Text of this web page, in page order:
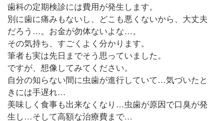
歯科の定期検診には費用が発生します。
別に歯に痛みもないし、どこも悪くないから、大丈夫
だろう…。お金が勿体ないよな…。
その気持ち、すごくよく分かります。
筆者も実は先日までそう思っていました。
ですが、想像してみてください。
自分の知らない間に虫歯が進行していて…気づいたと
きには手遅れ…
美味しく食事も出来なくなり…虫歯が原因で口臭が発
生し…そして高額な治療費まで…